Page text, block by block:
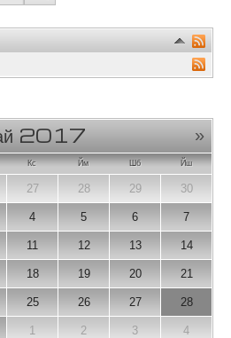
2017 »
Кс Йм Шб Йш
27 28 29 30
4 5 6 7
11 12 13 14
18 19 20 21
25 26 27 28
1 2 3 4